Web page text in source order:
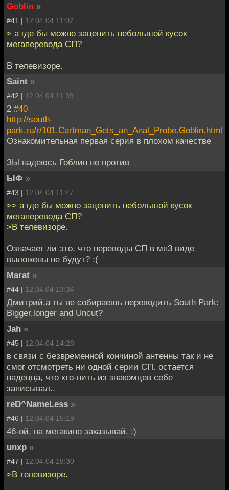
Goblin »
#41 | 12.04.04 11:02
> а где бы можно заценить небольшой кусок
мегаперевода СП?
В телевизоре.
Saint »
#42 | 12.04.04 11:39
2 #40
http://south-
park.ru/r/101.Cartman_Gets_an_Anal_Probe.Goblin.html
Ознакомительная первая серия в плохом качестве
ЗЫ надеюсь Гоблин не против
ЫФ »
#43 | 12.04.04 11:47
>> а где бы можно заценить небольшой кусок
мегаперевода СП?
>В телевизоре.
Означает ли это, что переводы СП в мп3 виде
выложены не будут? :(
Marat »
#44 | 12.04.04 13:34
Дмитрий,а ты не собираешь переводить South Park:
Bigger,longer and Uncut?
Jah »
#45 | 12.04.04 14:28
в связи с безвременной кончиной антенны так и не
смог отсмотреть ни одной серии СП. остается
надецца, что кто-нить из знакомцев себе
записывал..
reD^NameLess »
#46 | 12.04.04 15:19
46-ой, на мегакино заказывай. ;)
unxp »
#47 | 12.04.04 18:30
>В телевизоре.